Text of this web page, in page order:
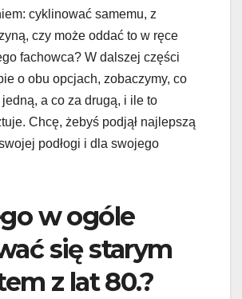
cyklinować samemu, z
czy może oddać to w ręce
fachowca? W dalszej części
o obu opcjach, zobaczymy, co
a co za drugą, i ile to
Chcę, żebyś podjął najlepszą
podłogi i dla swojego
w ogóle
się starym
z lat 80.?